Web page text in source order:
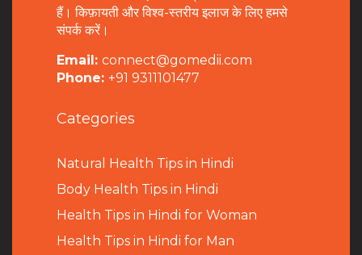
हैं। किफ़ायती और विश्व-स्तरीय इलाज के लिए हमसे
संपर्क करें।
Email: connect@gomedii.com
Phone: +91 9311101477
Categories
Natural Health Tips in Hindi
Body Health Tips in Hindi
Health Tips in Hindi for Woman
Health Tips in Hindi for Man